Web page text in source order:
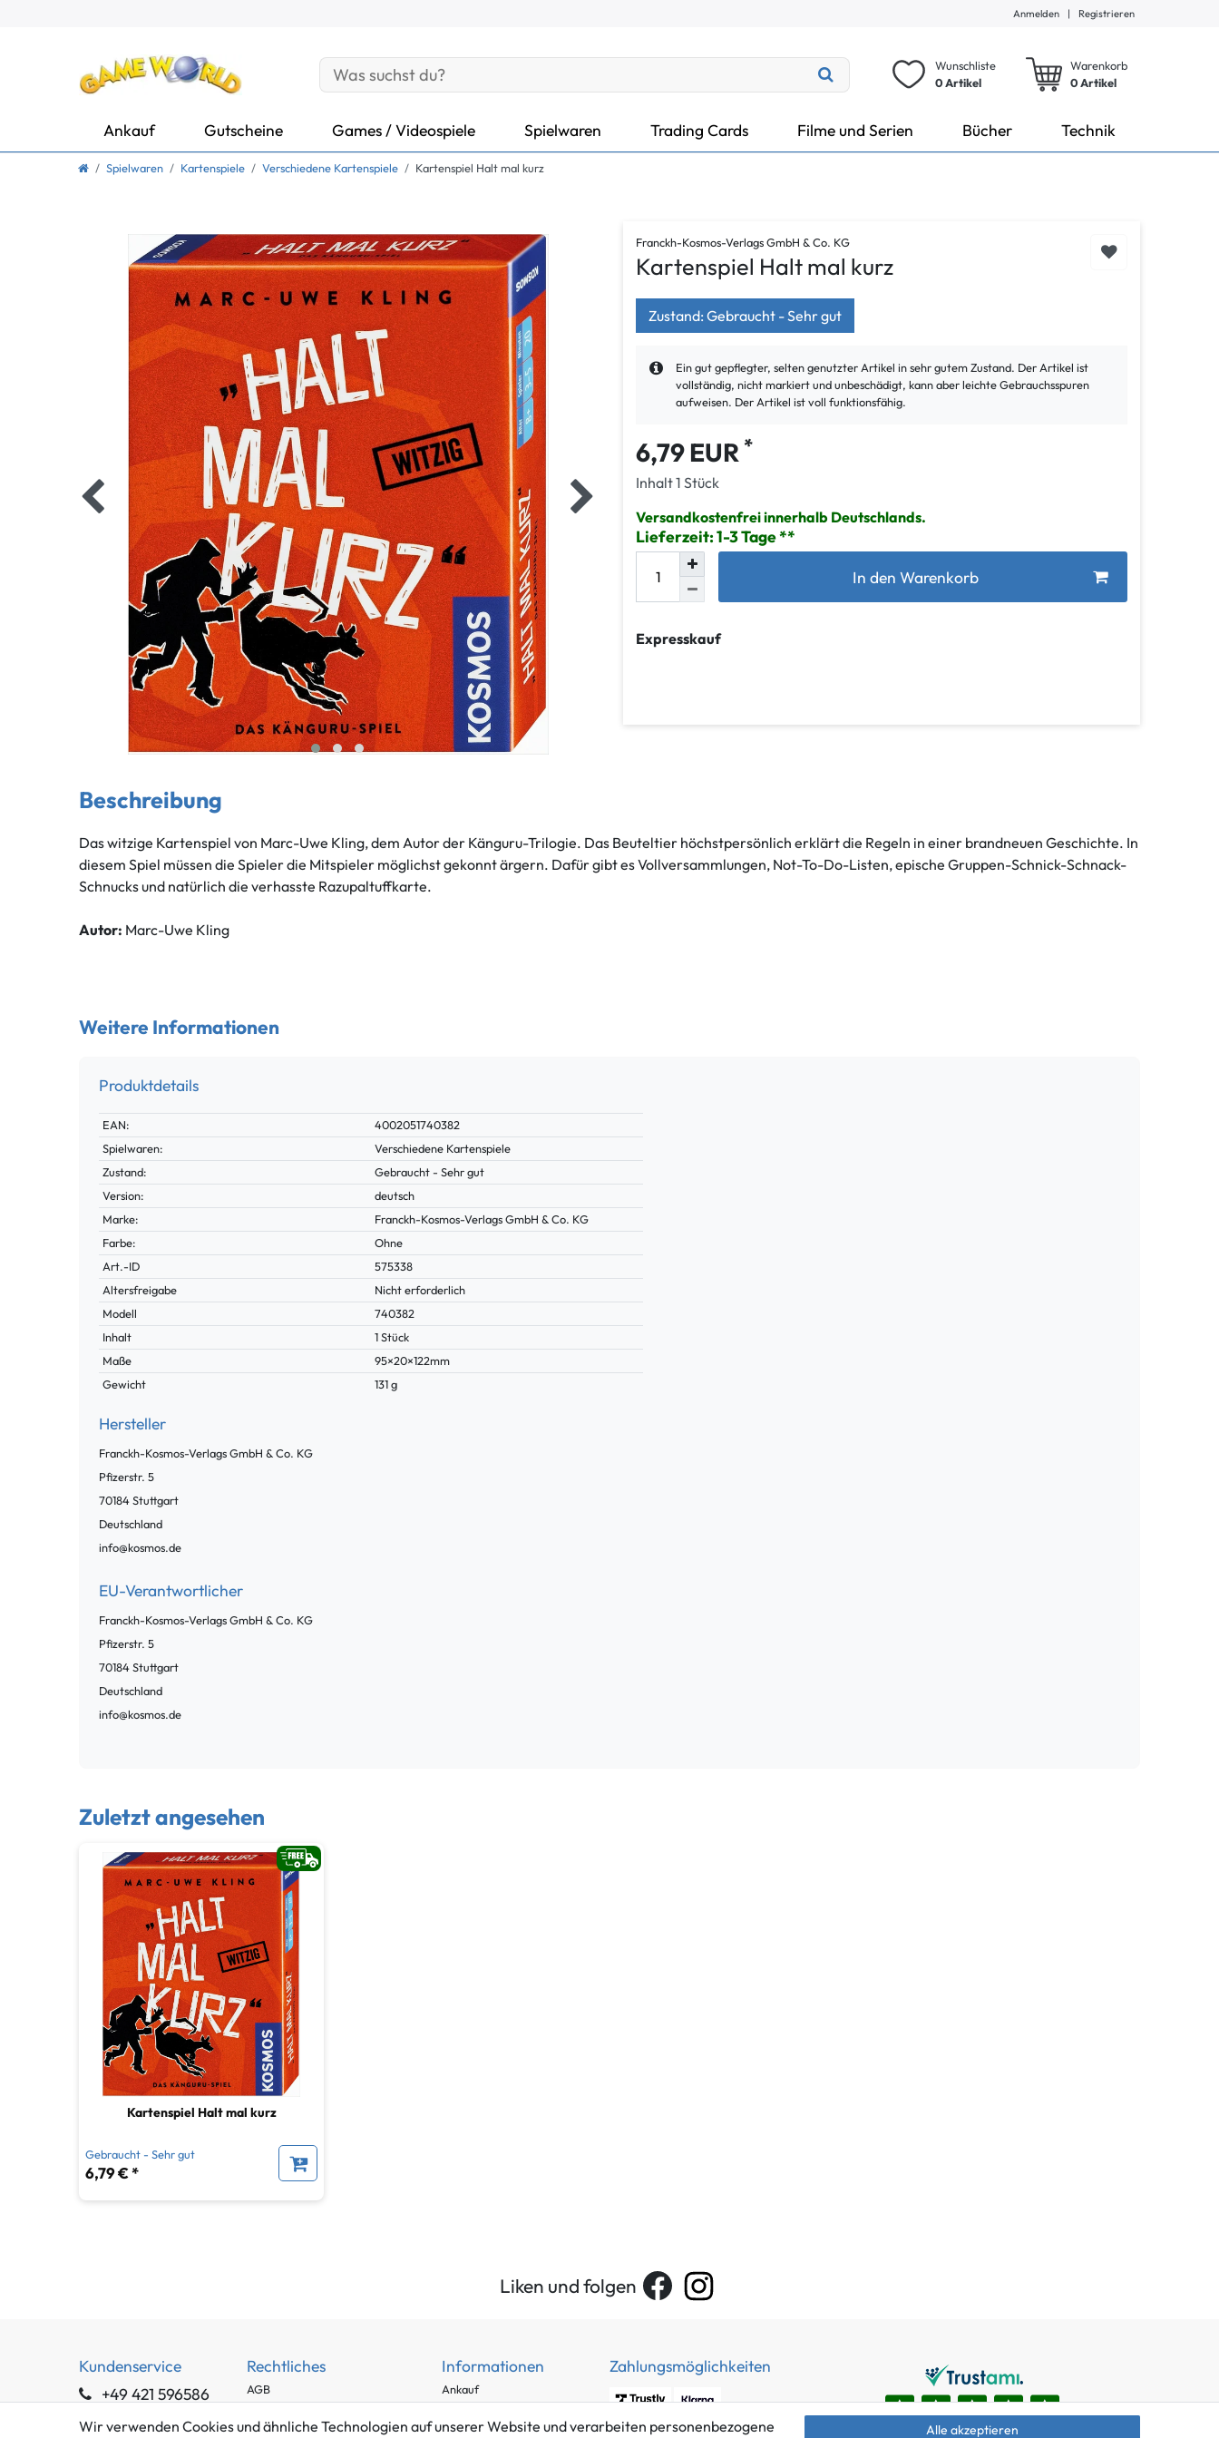
Anmelden | Registrieren
Wunschliste
0 Artikel
Warenkorb
0Artikel
Ankauf Gutscheine Games / Videospiele Spielwaren Trading Cards Filme und Serien Bücher Technik
Spielwaren Kartenspiele Verschiedene Kartenspiele Kartenspiel Halt mal kurz
Franckh-Kosmos-Verlags GmbH & Co. KG
Kartenspiel Halt mal kurz
Zustand: Gebraucht - Sehr gut
Ein gut gepflegter, selten genutzter Artikel in sehr gutem Zustand. Der Artikel ist
vollständig, nicht markiert und unbeschädigt, kann aber leichte Gebrauchsspuren
aufweisen. Der Artikel ist voll funktionsfähig.
6,79 EUR *
Inhalt1 Stück
Versandkostenfrei innerhalb Deutschlands.
Lieferzeit: 1-3 Tage
In den Warenkorb
Expresskauf
Beschreibung
Das witzige Kartenspiel von Marc-Uwe Kling, dem Autor der Känguru-Trilogie. Das Beuteltier höchstpersönlich erklärt die Regeln in einer brandneuen Geschichte. In
diesem Spiel müssen die Spieler die Mitspieler möglichst gekonnt ärgern. Dafür gibt es Vollversammlungen, Not-To-Do-Listen, epische Gruppen-Schnick-Schnack-
Schnucks und natürlich die verhasste Razupaltuffkarte.
Autor: Marc-Uwe Kling
Weitere Informationen
Produktdetails
Technisches
Merkmal
Wert
EAN:
4002051740382
Spielwaren:
Verschiedene Kartenspiele
Zustand:
Gebraucht - Sehr gut
Version:
deutsch
Marke:
Franckh-Kosmos-Verlags GmbH & Co. KG
Farbe:
Ohne
Technisches
Merkmal
Wert
Art.-ID
575338
Altersfreigabe
Nicht erforderlich
Modell
740382
Inhalt
1 Stück
Maße
95×20×122mm
Gewicht
131 g
Hersteller
Franckh-Kosmos-Verlags GmbH & Co. KG
Pfizerstr. 5
70184Stuttgart
Deutschland
info@kosmos.de
EU-Verantwortlicher
Franckh-Kosmos-Verlags GmbH & Co. KG
Pfizerstr. 5
70184Stuttgart
Deutschland
info@kosmos.de
Zuletzt angesehen
Kartenspiel Halt mal kurz
Gebraucht - Sehr gut
6,79 € *
Liken und folgen
Kundenservice
+49 421 596586
Rechtliches
AGB
Informationen
Ankauf
Zahlungsmöglichkeiten
Wir verwenden Cookies und ähnliche Technologien auf unserer Website und verarbeiten personenbezogene Alle akzeptieren